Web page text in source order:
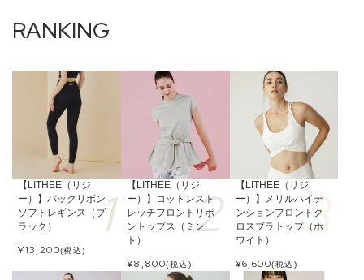
【LITHEE（リジ
ー）】バックリボン
ソフトレギンス（ブ
ラック）
¥13,200(税込)
【LITHEE（リジ
ー）】コットンスト
レッチフロントリボ
ントップス（ミン
ト）
¥8,800(税込)
【LITHEE（リジ
ー）】メリルハイテ
ンションフロントク
ロスブラトップ（ホ
ワイト）
¥6,600(税込)